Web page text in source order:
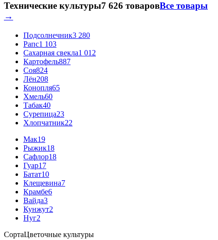
Технические культуры7 626 товаровВсе товары
→
Подсолнечник3 280
Рапс1 103
Сахарная свекла1 012
Картофель887
Соя824
Лён208
Конопля65
Хмель60
Табак40
Сурепица23
Хлопчатник22
Мак19
Рыжик18
Сафлор18
Гуар17
Батат10
Клещевина7
Крамбе6
Вайда3
Кунжут2
Нуг2
СортаЦветочные культуры